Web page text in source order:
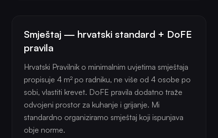
Smještaj — hrvatski standard + DoFE
pravila
Hrvatski Pravilnik o minimalnim uvjetima smještaja
propisuje 4 m² po radniku, ne više od 4 osobe po
sobi, vlastiti krevet. DoFE pravila dodatno traže
odvojeni prostor za kuhanje i grijanje. Mi
standardno organiziramo smještaj koji ispunjava
obje norme.